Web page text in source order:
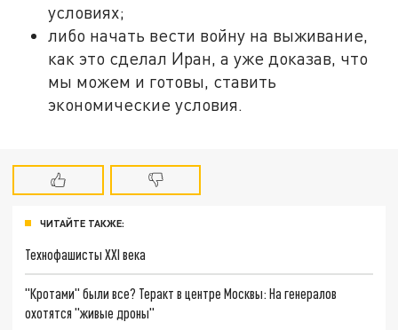
условиях;
либо начать вести войну на выживание,
как это сделал Иран, а уже доказав, что
мы можем и готовы, ставить
экономические условия.
ЧИТАЙТЕ ТАКЖЕ:
Технофашисты XXI века
"Кротами" были все? Теракт в центре Москвы: На генералов
охотятся "живые дроны"